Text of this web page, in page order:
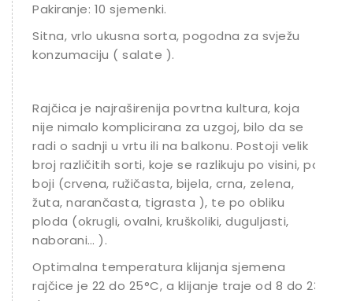
Pakiranje: 10 sjemenki.
Sitna, vrlo ukusna sorta, pogodna za svježu
konzumaciju ( salate ).
Rajčica je najraširenija povrtna kultura, koja
nije nimalo komplicirana za uzgoj, bilo da se
radi o sadnji u vrtu ili na balkonu. Postoji velik
broj različitih sorti, koje se razlikuju po visini, po
boji (crvena, ružičasta, bijela, crna, zelena,
žuta, narančasta, tigrasta ), te po obliku
ploda (okrugli, ovalni, kruškoliki, duguljasti,
naborani… ).
Optimalna temperatura klijanja sjemena
rajčice je 22 do 25°C, a klijanje traje od 8 do 23